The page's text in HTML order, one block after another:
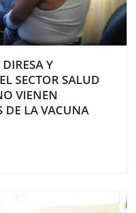
Y
SECTOR SALUD
VIENEN
DE LA VACUNA